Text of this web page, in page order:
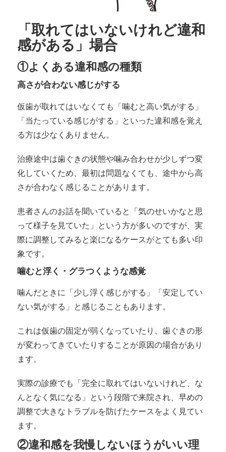
「取れてはいないけれど違和
感がある」場合
①よくある違和感の種類
高さが合わない感じがする
仮歯が取れてはいなくても「噛むと高い気がする」
「当たっている感じがする」といった違和感を覚え
る方は少なくありません。
治療途中は歯ぐきの状態や噛み合わせが少しずつ変
化していくため、最初は問題なくても、途中から高
さが合わなく感じることがあります。
患者さんのお話を聞いていると「気のせいかなと思
って様子を見ていた」という方が多いのですが、実
際に調整してみると楽になるケースがとても多い印
象です。
噛むと浮く・グラつくような感覚
噛んだときに「少し浮く感じがする」「安定してい
ない気がする」と感じることもあります。
これは仮歯の固定が弱くなっていたり、歯ぐきの形
が変わってきていたりすることが原因の場合があり
ます。
実際の診療でも「完全に取れてはいないけれど、な
んとなく気になる」という段階で来院され、早めの
調整で大きなトラブルを防げたケースをよく見てい
ます。
②違和感を我慢しないほうがいい理